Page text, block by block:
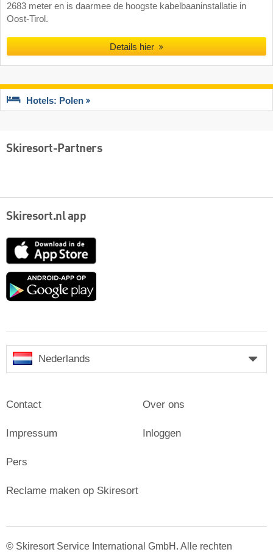
2683 meter en is daarmee de hoogste kabelbaaninstallatie in
Oost-Tirol.
Details hier
Hotels: Polen
Skiresort-Partners
Skiresort.nl app
App
Google
Nederlands
Contact
Impressum
Pers
Over ons
Inloggen
Reclame maken op Skiresort
© Skiresort Service International GmbH. Alle rechten